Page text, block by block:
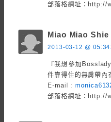
部落格網址：http://
Miao Miao Shie
2013-03-12 @
『我想參加
件靠得住的無肩帶內
E-mail :
部落格網址：http://